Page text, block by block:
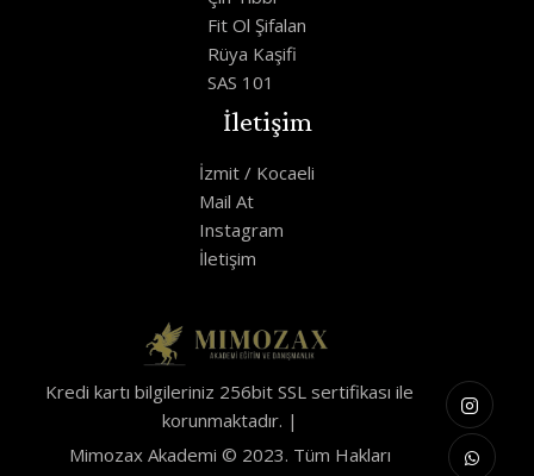
Fit Ol Şifalan
Rüya Kaşifi
SAS 101
İletişim
İzmit / Kocaeli
Mail At
Instagram
İletişim
Kredi kartı bilgileriniz 256bit SSL sertifikası ile
korunmaktadır. |
Mimozax Akademi © 2023. Tüm Hakları